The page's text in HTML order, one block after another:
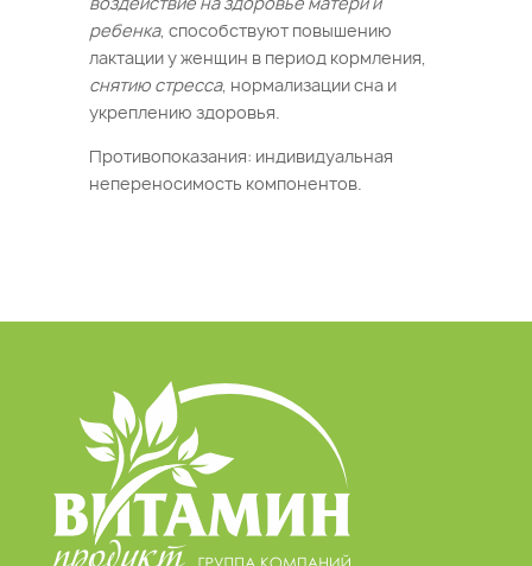
ребенка, способствуют повышению
лактации у женщин в период кормления,
снятию стресса, нормализации сна и
укреплению здоровья.
Противопоказания: индивидуальная
непереносимость компонентов.